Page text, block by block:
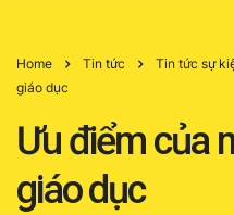
Home Tin tức Tin tức sự
giáo dục
Ưu điểm của
giáo dục